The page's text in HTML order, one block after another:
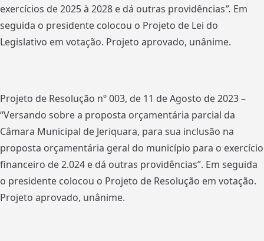
exercícios de 2025 à 2028 e dá outras providências”. Em
seguida o presidente colocou o Projeto de Lei do
Legislativo em votação. Projeto aprovado, unânime.
Projeto de Resolução nº 003, de 11 de Agosto de 2023 –
“Versando sobre a proposta orçamentária parcial da
Câmara Municipal de Jeriquara, para sua inclusão na
proposta orçamentária geral do município para o exercício
financeiro de 2.024 e dá outras providências”. Em seguida
o presidente colocou o Projeto de Resolução em votação.
Projeto aprovado, unânime.